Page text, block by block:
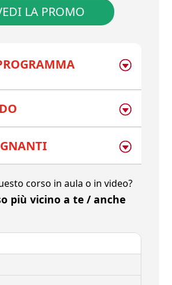
LA PROMO
corso in aula o in video?
più vicino a te / anche